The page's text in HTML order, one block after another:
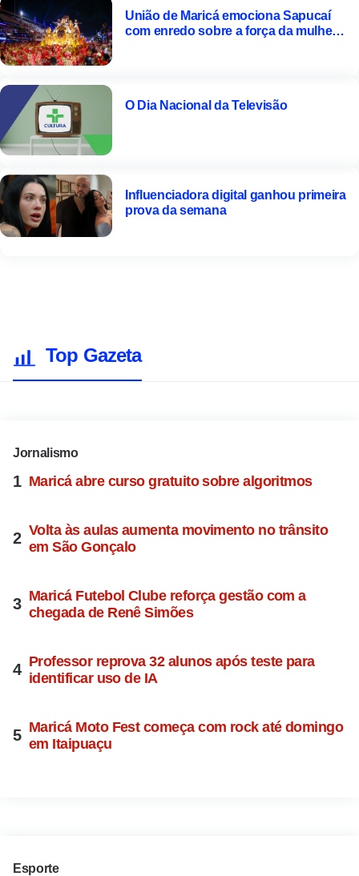
União de Maricá emociona Sapucaí
com enredo sobre a força da mulher
O Dia Nacional da Televisão
Influenciadora digital ganhou primeira
prova da semana
Top Gazeta
Jornalismo
Maricá abre curso gratuito sobre algoritmos
Volta às aulas aumenta movimento no trânsito
em São Gonçalo
Maricá Futebol Clube reforça gestão com a
chegada de Renê Simões
Professor reprova 32 alunos após teste para
identificar uso de IA
Maricá Moto Fest começa com rock até domingo
em Itaipuaçu
Esporte